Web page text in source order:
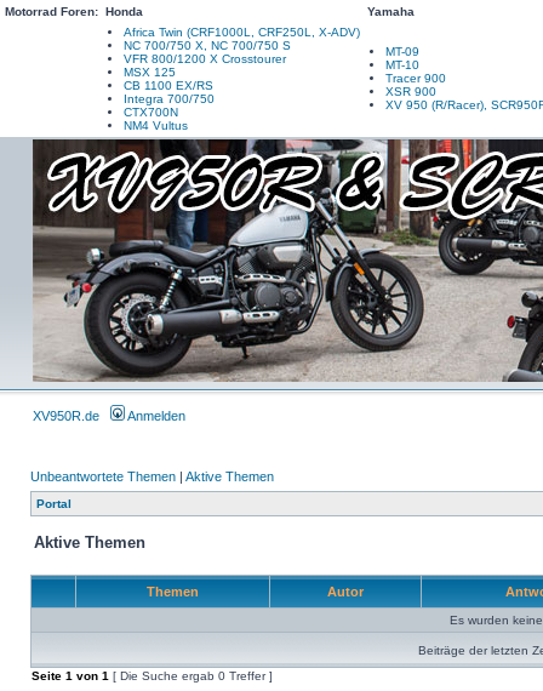
Motorrad Foren: Honda
Yamaha
Africa Twin (CRF1000L, CRF250L, X-ADV)
NC 700/750 X, NC 700/750 S
VFR 800/1200 X Crosstourer
MSX 125
CB 1100 EX/RS
Integra 700/750
CTX700N
NM4 Vultus
MT-09
MT-10
Tracer 900
XSR 900
XV 950 (R/Racer),
XV950R.de Anmelden
Unbeantwortete Themen | Aktive Themen
Portal
Aktive Themen
Themen Autor
Es wurden
Beiträge der letzten
Seite 1 von 1 [ Die Suche ergab 0 Treffer ]